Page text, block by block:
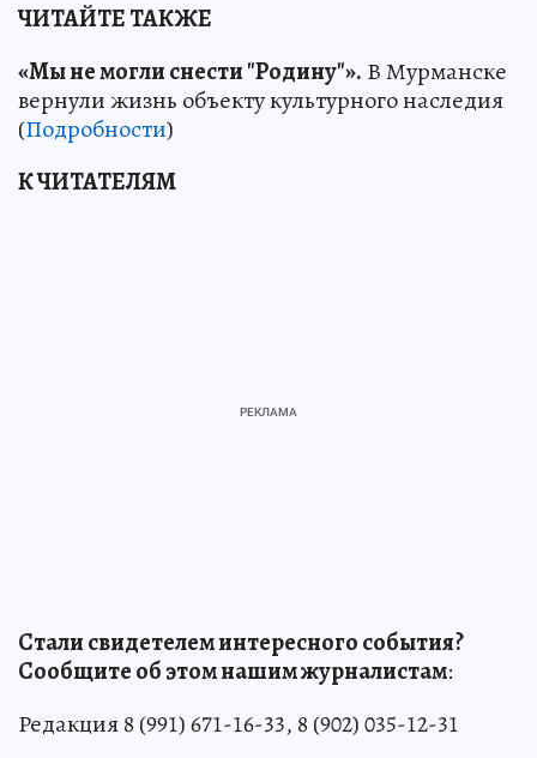
ЧИТАЙТЕ ТАКЖЕ
«Мы не могли снести "Родину"». В Мурманске
вернули жизнь объекту культурного наследия
(Подробности)
К ЧИТАТЕЛЯМ
Стали свидетелем интересного события?
Сообщите об этом нашим журналистам:
Редакция 8 (991) 671-16-33, 8 (902) 035-12-31